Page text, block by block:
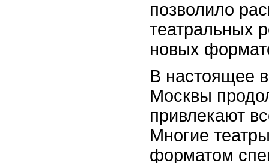
позволило
театральных
новых
В настоящее
Москвы
привлекают
Многие
форматом